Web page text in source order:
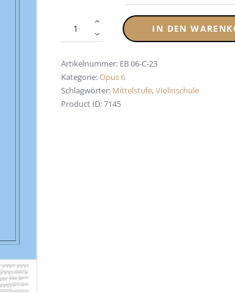
IN DEN
Artikelnummer: EB 06-C-23
Kategorie:Opus 6
Schlagwörter: Mittelstufe,Violinschule
Product ID:7145